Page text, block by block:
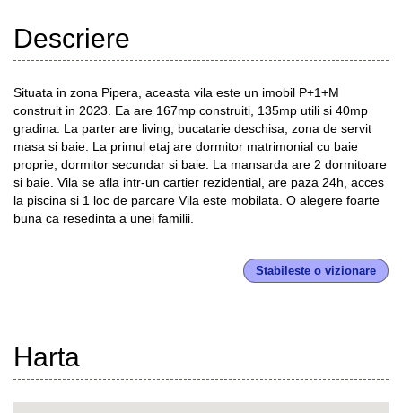
Descriere
Situata in zona Pipera, aceasta vila este un imobil P+1+M
construit in 2023. Ea are 167mp construiti, 135mp utili si 40mp
gradina. La parter are living, bucatarie deschisa, zona de servit
masa si baie. La primul etaj are dormitor matrimonial cu baie
proprie, dormitor secundar si baie. La mansarda are 2 dormitoare
si baie. Vila se afla intr-un cartier rezidential, are paza 24h, acces
la piscina si 1 loc de parcare Vila este mobilata. O alegere foarte
buna ca resedinta a unei familii.
Stabileste o vizionare
Harta